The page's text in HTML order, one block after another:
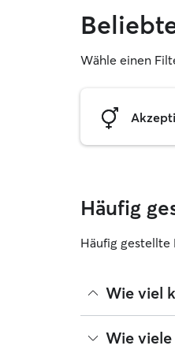
Wähle einen
Häufig
Häufig gestellte
Wie viel
Katzensitter
betragen
Wie